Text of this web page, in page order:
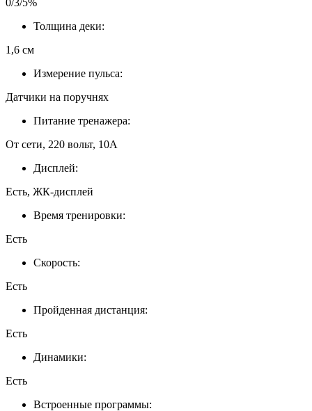
Толщина деки:
1,6 см
Измерение пульса:
Датчики на поручнях
Питание тренажера:
От сети, 220 вольт, 10А
Дисплей:
Есть, ЖК-дисплей
Время тренировки:
Есть
Скорость:
Есть
Пройденная дистанция:
Есть
Динамики:
Есть
Встроенные программы: